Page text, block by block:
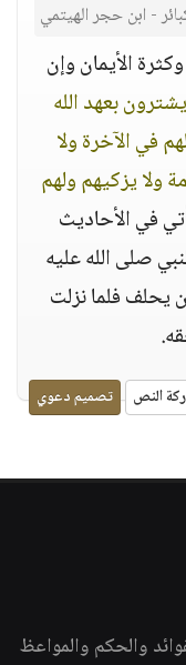
- ابن حجر الهيتمي
الأيمان وإن
بعهد الله
في الآخرة ولا
ولا يزكيهم ولهم
في الأحاديث
صلى الله عليه
فلما نزلت
النص تصميم دعوي
والحكم والمواعظ